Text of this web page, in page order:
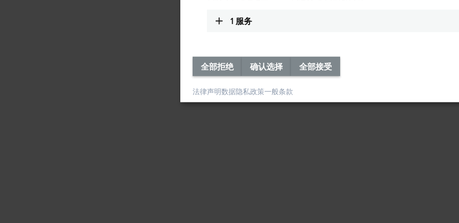
1 服务
全部拒绝 确认选择 全部接受
法律声明数据隐私政策一般条款